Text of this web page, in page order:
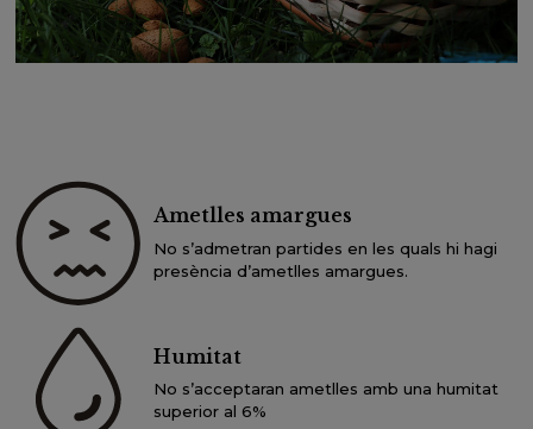
Ametlles amargues
No s’admetran partides en les quals hi hagi
presència d’ametlles amargues.
Humitat
No s’acceptaran ametlles amb una humitat
superior al 6%